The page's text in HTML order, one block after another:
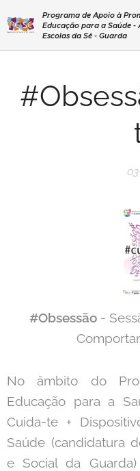
Programa de Apoio à
Educação para a Saúde -
Escolas da Sé - Guarda
#Obsessão-
No âmbito do
Educação para a
Cuida-te +
Saúde (candidatura
e Social da